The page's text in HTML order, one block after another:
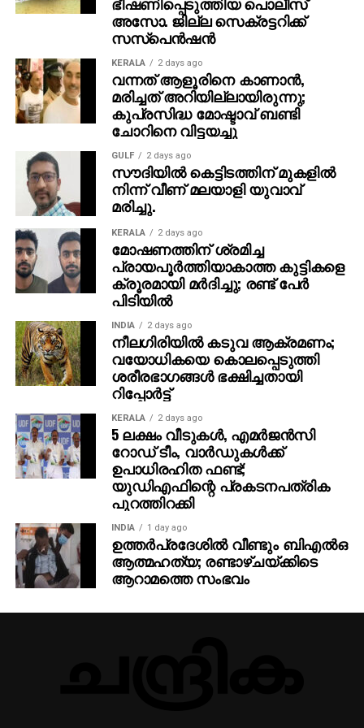
ആന്‍ഡ് ഐലീ’ എന്നിവയും പ്രദര്‍ശിപ്പിക്കും. മലയാള
സിനിമ ഇന്ന് വിഭാഗത്തില്‍ 12 ചിത്രങ്ങളുണ്ട്: സമസ്താ
ലോക, അംബ്രോസിയ, കാത്തിരിപ്പ്, ചാവുകല്യാണം,
മോഹം, എബ്ബ്, പെണ്ണും പൊറാട്ടും, ഒരു അപസാരക കഥ,
അന്യരുടെ ആകാശങ്ങള്‍, ആദി സ്‌നേഹത്തിന്റെ
വിരുന്നുമേശ, ശവപ്പെട്ടി, ശേഷിപ്പ് എന്നിവ.
അസോ. ജില്ല സെക്രട്ടറിക്ക്
സസ്‌പെന്‍ഷന്‍
KERALA 2 days ago
വന്നത് ആളൂരിനെ കാണാന്‍,
മരിച്ചത് അറിയില്ലായിരുന്നു;
കുപ്രസിദ്ധ മോഷ്ടാവ് ബണ്ടി
ചോറിനെ വിട്ടയച്ചു
GULF 2 days ago
സൗദിയില്‍ കെട്ടിടത്തിന് മുകളില്‍
നിന്ന് വീണ് മലയാളി യുവാവ്
മരിച്ചു.
KERALA 2 days ago
മോഷണത്തിന് ശ്രമിച്ച
പ്രായപൂര്‍ത്തിയാകാത്ത കുട്ടികളെ
ക്രൂരമായി മര്‍ദിച്ചു; രണ്ട് പേര്‍
പിടിയില്‍
INDIA 2 days ago
നീലഗിരിയില്‍ കടുവ ആക്രമണം;
വയോധികയെ കൊലപ്പെടുത്തി
ശരീരഭാഗങ്ങള്‍ ഭക്ഷിച്ചതായി
റിപ്പോര്‍ട്ട്
KERALA 2 days ago
5 ലക്ഷം വീടുകള്‍, എമര്‍ജന്‍സി
റോഡ് ടീം, വാര്‍ഡുകള്‍ക്ക്
ഉപാധിരഹിത ഫണ്ട്;
യുഡിഎഫിന്റെ പ്രകടനപത്രിക
പുറത്തിറക്കി
INDIA 1 day ago
ഉത്തര്‍പ്രദേശില്‍ വീണ്ടും ബിഎല്‍ഒ
ആത്മഹത്യ; രണ്ടാഴ്ചയ്ക്കിടെ
ആറാമത്തെ സംഭവം